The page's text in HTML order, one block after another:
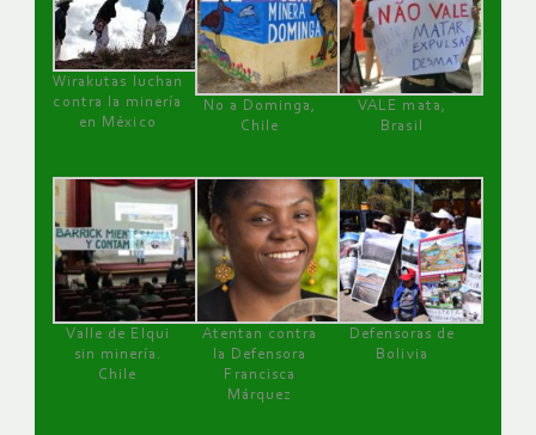
Wirakutas luchan
contra la minería
en México
No a Dominga,
Chile
VALE mata,
Brasil
Valle de Elqui
sin minería.
Chile
Atentan contra
la Defensora
Francisca
Márquez
Defensoras de
Bolivia